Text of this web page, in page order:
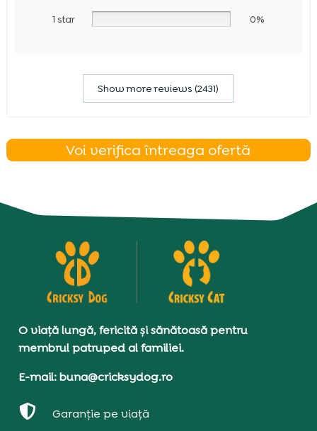
1 star 0%
Show more reviews (2431)
Voi verifica întreaga ofertă
O viață lungă, fericită și sănătoasă pentru
membrul patruped al familiei.
E-mail: buna@cricksydog.ro
 Garanție pe viață